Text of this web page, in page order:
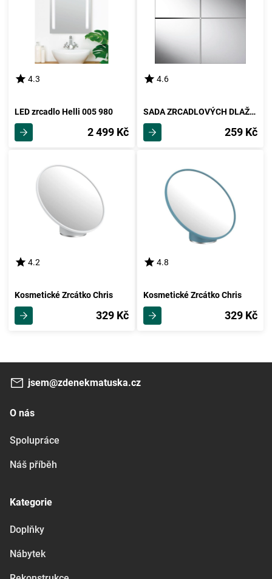
4.3
LED zrcadlo Helli 005 980
2 499 Kč
4.6
SADA ZRCADLOVÝCH DLAŽDIC Quattro Silber 108-102
259 Kč
4.2
Kosmetické Zrcátko Chris
329 Kč
4.8
Kosmetické Zrcátko Chris
329 Kč
jsem@zdenekmatuska.cz
O nás
Spolupráce
Náš příběh
Kategorie
Doplňky
Nábytek